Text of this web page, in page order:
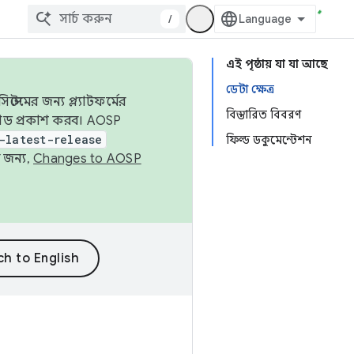
/
এই পৃষ্ঠায় যা যা আছে
ডেটা ক্ষেত্র
বিস্তারিত বিবরণ
ফিল্ড ডকুমেন্টেশন
জন্য প্ল্যাটফর্মের
প্রকাশ করব। AOSP
latest-release
জন্য, Changes to AOSP